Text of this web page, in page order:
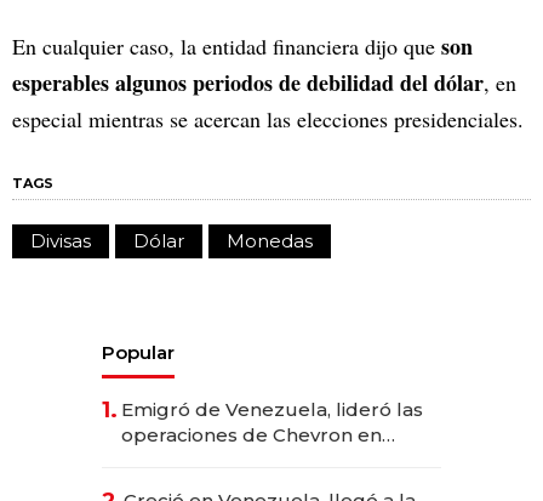
En cualquier caso, la entidad financiera dijo que son
esperables algunos periodos de debilidad del dólar, en
especial mientras se acercan las elecciones presidenciales.
TAGS
Divisas Dólar Monedas
Popular
1. Emigró de Venezuela, lideró las
operaciones de Chevron en